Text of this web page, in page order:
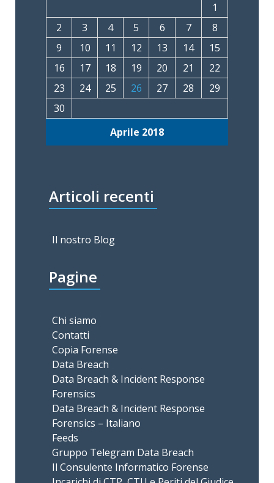
Aprile 2018
1
2
3 4 5 6 7
8
9
10 11 12 13 14
15
16
17 18 19 20 21
22
23
24 25 26 27 28
29
30
Articoli recenti
Il nostro Blog
Pagine
Chi siamo
Contatti
Copia Forense
Data Breach
Data Breach & Incident Response
Forensics
Data Breach & Incident Response
Forensics – Italiano
Feeds
Gruppo Telegram Data Breach
Il Consulente Informatico Forense